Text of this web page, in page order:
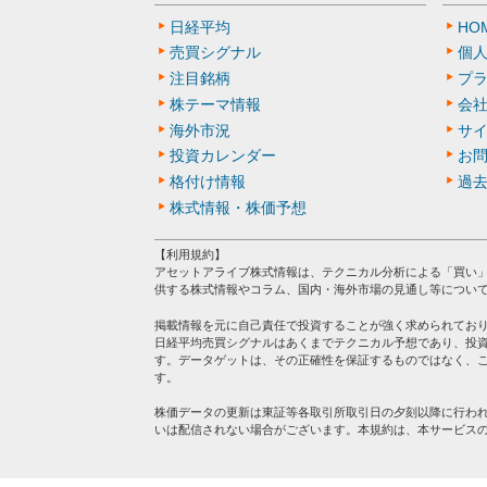
日経平均
売買シグナル
注目銘柄
株テーマ情報
海外市況
投資カレンダー
格付け情報
株式情報・株価予想
個
プ
会
サ
お
過
【利用規約】
アセットアライブ株式情報は、テクニカル分析による「買
供する株式情報やコラム、国内・海外市場の見通し等につい
掲載情報を元に自己責任で投資することが強く求められてお
日経平均売買シグナルはあくまでテクニカル予想であり、投
す。データゲットは、その正確性を保証するものではなく、
す。
株価データの更新は東証等各取引所取引日の夕刻以降に行わ
いは配信されない場合がございます。本規約は、本サービス